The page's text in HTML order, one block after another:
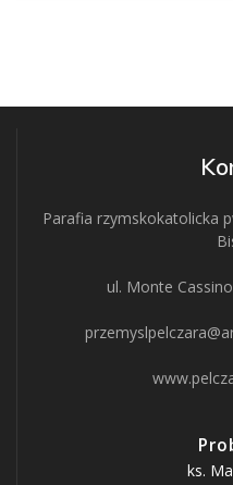
Parafia rzymskokatolicka
ul. Monte
ks.